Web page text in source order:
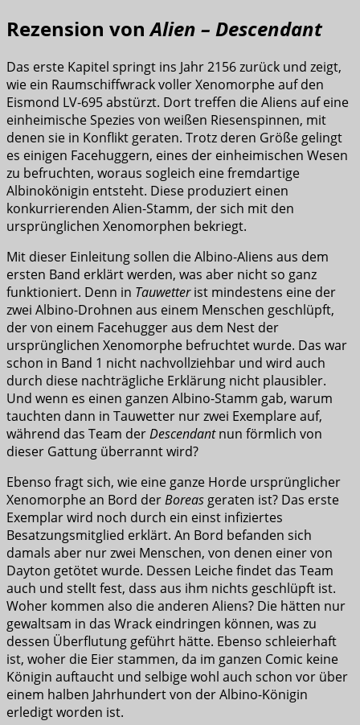
Rezension vonAlien – Descendant
Das erste Kapitel springt ins Jahr 2156 zurück und zeigt,
wie ein Raumschiffwrack voller Xenomorphe auf den
Eismond LV-695 abstürzt. Dort treffen die Aliens auf eine
einheimische Spezies von weißen Riesenspinnen, mit
denen sie in Konflikt geraten. Trotz deren Größe gelingt
es einigen Facehuggern, eines der einheimischen Wesen
zu befruchten, woraus sogleich eine fremdartige
Albinokönigin entsteht. Diese produziert einen
konkurrierenden Alien-Stamm, der sich mit den
ursprünglichen Xenomorphen bekriegt.
Mit dieser Einleitung sollen die Albino-Aliens aus dem
ersten Band erklärt werden, was aber nicht so ganz
funktioniert. Denn in Tauwetterist mindestens eine der
zwei Albino-Drohnen aus einem Menschen geschlüpft,
der von einem Facehugger aus dem Nest der
ursprünglichen Xenomorphe befruchtet wurde. Das war
schon in Band 1 nicht nachvollziehbar und wird auch
durch diese nachträgliche Erklärung nicht plausibler.
Und wenn es einen ganzen Albino-Stamm gab, warum
tauchten dann in Tauwetter nur zwei Exemplare auf,
während das Team derDescendantnun förmlich von
dieser Gattung überrannt wird?
Ebenso fragt sich, wie eine ganze Horde ursprünglicher
Xenomorphe an Bord derBoreas geraten ist? Das erste
Exemplar wird noch durch ein einst infiziertes
Besatzungsmitglied erklärt. An Bord befanden sich
damals aber nur zwei Menschen, von denen einer von
Dayton getötet wurde. Dessen Leiche findet das Team
auch und stellt fest, dass aus ihm nichts geschlüpft ist.
Woher kommen also die anderen Aliens? Die hätten nur
gewaltsam in das Wrack eindringen können, was zu
dessen Überflutung geführt hätte. Ebenso schleierhaft
ist, woher die Eier stammen, da im ganzen Comic keine
Königin auftaucht und selbige wohl auch schon vor über
einem halben Jahrhundert von der Albino-Königin
erledigt worden ist.